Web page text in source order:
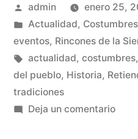
en
Publicado
por
admin
enero 25,
Publicado
en
Actualidad,
eventos, Rincones de la
Etiquetas:
actualidad, costumbres,
del pueblo, Historia,
tradiciones
Deja un comentarioen